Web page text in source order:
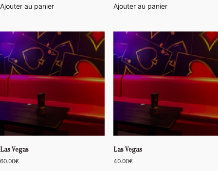
Ajouter au panier Ajouter au panier
Las Vegas
60.00€
Las Vegas
40.00€